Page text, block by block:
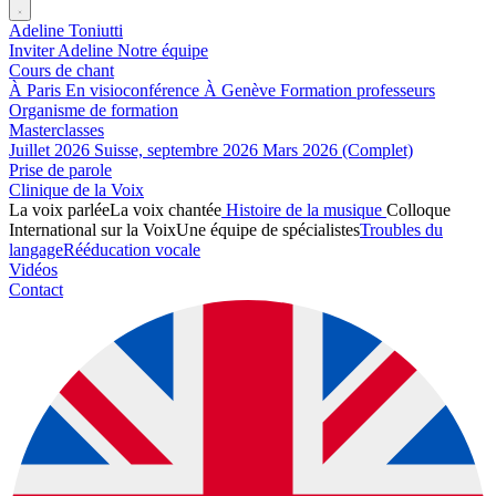
Adeline Toniutti
Inviter Adeline Notre équipe
Cours de chant
À Paris En visioconférence À Genève Formation professeurs
Organisme de formation
Masterclasses
Juillet 2026 Suisse, septembre 2026 Mars 2026 (Complet)
Prise de parole
Clinique de la Voix
La voix parléeLa voix chantée Histoire de la musique Colloque
International sur la VoixUne équipe de spécialistesTroubles du
langageRééducation vocale
Vidéos
Contact